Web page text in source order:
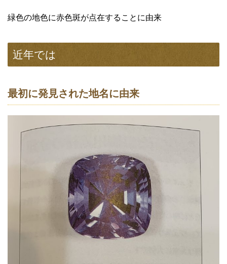
緑色の地色に赤色斑が点在することに由来
近年では
最初に発見された地名に由来